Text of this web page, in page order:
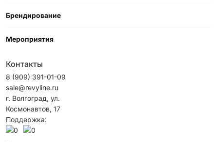
Брендирование
Мероприятия
Контакты
8 (909) 391-01-09
sale@revyline.ru
г. Волгоград, ул.
Космонавтов, 17
Поддержка: